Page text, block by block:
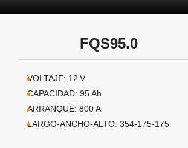
FQS95.0
VOLTAJE: 12 V
CAPACIDAD: 95Ah
ARRANQUE: 800A
LARGO-ANCHO-ALTO: 354-175-175